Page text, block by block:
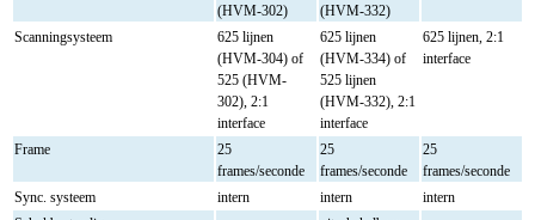
(HVM-302)
(HVM-332)
Scanningsysteem
625 lijnen
(HVM-304) of
525 (HVM-
302), 2:1
interface
625 lijnen
(HVM-334) of
525 lijnen
(HVM-332), 2:1
interface
625 lijnen, 2:1
interface
Frame
25
frames/seconde
25
frames/seconde
25
frames/seconde
Sync. systeem
intern intern
intern